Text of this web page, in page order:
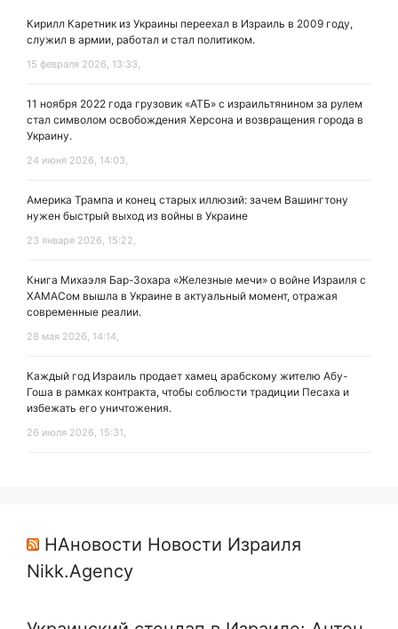
Кирилл Каретник из Украины переехал в Израиль в 2009 году,
служил в армии, работал и стал политиком.
15 февраля 2026, 13:33,
11 ноября 2022 года грузовик «АТБ» с израильтянином за рулем
стал символом освобождения Херсона и возвращения города в
Украину.
24 июня 2026, 14:03,
Америка Трампа и конец старых иллюзий: зачем Вашингтону
нужен быстрый выход из войны в Украине
23 января 2026, 15:22,
Книга Михаэля Бар-Зохара «Железные мечи» о войне Израиля с
ХАМАСом вышла в Украине в актуальный момент, отражая
современные реалии.
28 мая 2026, 14:14,
Каждый год Израиль продает хамец арабскому жителю Абу-
Гоша в рамках контракта, чтобы соблюсти традиции Песаха и
избежать его уничтожения.
26 июля 2026, 15:31,
НАновости Новости Израиля
Nikk.Agency